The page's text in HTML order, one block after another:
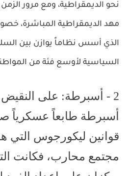
نحو الديمقراطية، ومع مرور
مهد الديمقراطية المباشرة،
الذي أسس نظاماً يوازن بين
السياسية لأوسع فئة من
2 - أسبرطة: على النقيض
أسبرطة طابعاً عسكرياً
قوانين ليكورجوس التي
مجتمع محارب، فكانت